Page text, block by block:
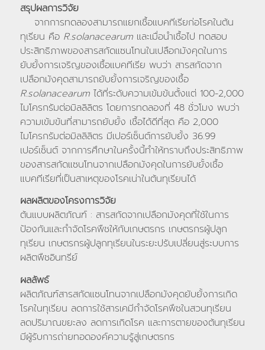
สรุปผลการวิจัย
จากการทดลองสามารถแยกเชื้อแบคทีเรียก่อโรคในต้น
ทุเรียน คือ R.solanacearumและเมื่อนำเชื้อไป ทดสอบ
ประสิทธิภาพของสารสกัดแซนโทนในเปลือกมังคุดในการ
ยับยั้งการเจริญของเชื้อแบคทีเรีย พบว่า สารสกัดจาก
เปลือกมังคุดสามารถยับยั้งการเจริญของเชื้อ
R.solanacearum ได้ที่ระดับความเข้มข้นตั้งแต่ 100-2,000
ไมโครกรัมต่อมิลลิลิตร โดยการทดลองที่ 48 ชั่วโมง พบว่า
ความเข้มข้นที่สามารถยับยั้ง เชื้อได้ดีที่สุด คือ 2,000
ไมโครกรัมต่อมิลลิลิตร มีเปอร์เซ็นต์การยับยั้ง 36.99
เปอร์เซ็นต์ จากการศึกษาในครั้งนี้ทำให้ทราบถึงประสิทธิภาพ
ของสารสกัดแซนโทนจากเปลือกมังคุดในการยับยั้งเชื้อ
แบคทีเรียที่เป็นสาเหตุของโรคเน่าในต้นทุเรียนได้
ผลผลิตของโครงการวิจัย
ต้นแบบผลิตภัณฑ์ : สารสกัดจากเปลือกมังคุดที่ใช้ในการ
ป้องกันและกำจัดโรคพืชให้กับเกษตรกร เกษตรกรผู้ปลูก
ทุเรียน เกษตรกรผู้ปลูกทุเรียนในระยะปรับเปลี่ยนสู่ระบบการ
ผลิตพืชอินทรีย์
ผลลัพธ์
ผลิตภัณฑ์สารสกัดแซนโทนจากเปลือกมังคุดยับยั้งการเกิด
โรคในทุเรียน ลดการใช้สารเคมีกำจัดโรคพืชในสวนทุเรียน
ลดปริมาณขยะลง ลดการเกิดโรค และการตายของต้นทุเรียน
มีผู้รับการถ่ายทอดองค์ความรู้สู่เกษตรกร